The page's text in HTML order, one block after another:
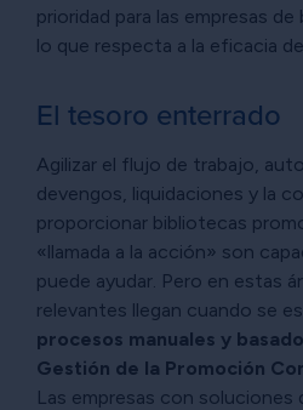
prioridad para las empresas
lo que respecta a la eficacia
El tesoro enterrado
Agilizar el flujo de trabajo,
devengos, liquidaciones y la
proporcionar bibliotecas
«llamada a la acción» son
puede ayudar. Pero en estas
relevantes llegan cuando se
procesos manuales y
Gestión de la Promoción
Las empresas con soluciones